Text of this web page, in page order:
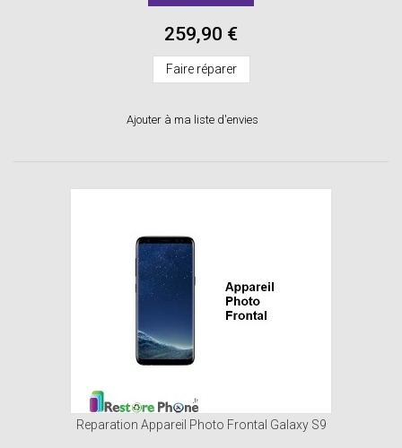
259,90 €
Faire réparer
Ajouter à ma liste d'envies
Reparation Appareil Photo Frontal Galaxy S9